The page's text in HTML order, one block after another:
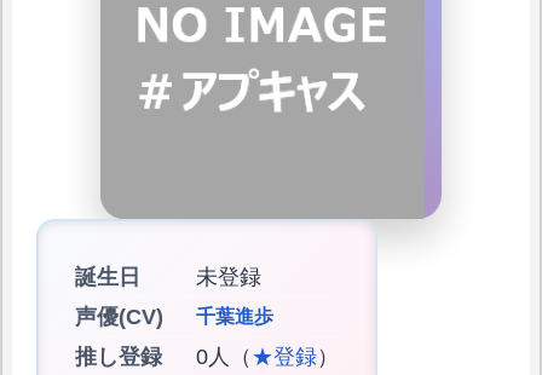
誕生日
未登録
声優(CV)
千葉進歩
推し登録 0人（ ★登録）